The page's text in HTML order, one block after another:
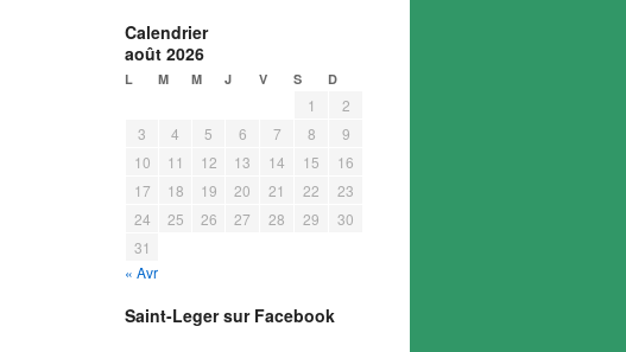
Calendrier
août 2026
L M M J V S D
1
2
3
4 5 6 7 8
9
10
11 12 13 14 15
16
17
18 19 20 21 22
23
24
25 26 27 28 29
30
31
« Avr
Saint-Leger sur Facebook